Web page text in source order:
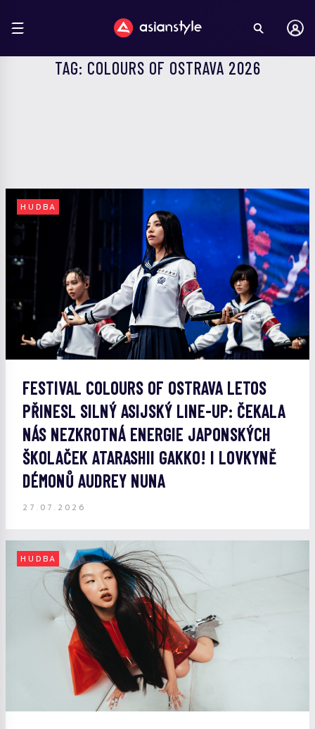
TAG: COLOURS OF OSTRAVA 2026
HUDBA
FESTIVAL COLOURS OF OSTRAVA LETOS
PŘINESL SILNÝ ASIJSKÝ LINE-UP: ČEKALA
NÁS NEZKROTNÁ ENERGIE JAPONSKÝCH
ŠKOLAČEK ATARASHII GAKKO! I LOVKYNĚ
DÉMONŮ AUDREY NUNA
27.07.2026
HUDBA